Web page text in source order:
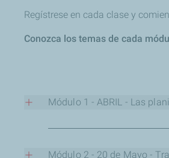
Regístrese en cada clase y
Conozca los temas de cada
Módulo 1 - ABRIL - Las
OBJETIVO:Los puntos de
Módulo 2 - 20 de Mayo -